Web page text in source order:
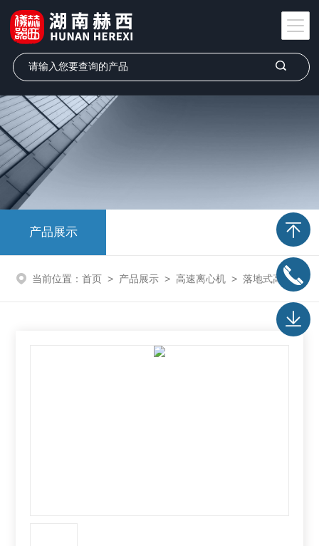
产品展示
当前位置： 首页 > 产品展示 > 高速离心机 > 落地式高速离心机